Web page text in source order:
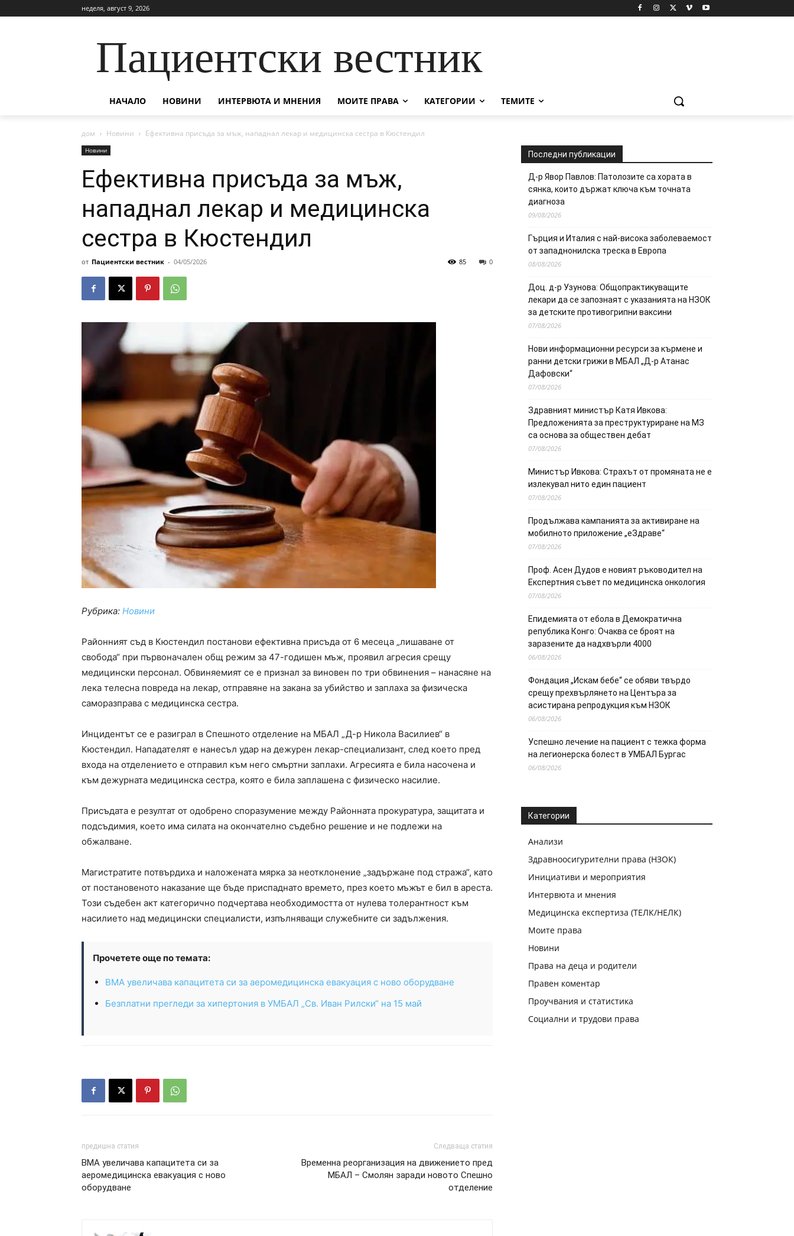
неделя, август 9, 2026
Пациентски вестник
НАЧАЛО НОВИНИ ИНТЕРВЮТА И МНЕНИЯ МОИТЕ ПРАВА КАТЕГОРИИ ТЕМИТЕ
дом Новини Ефективна присъда за мъж, нападнал лекар и медицинска сестра в Кюстендил
Новини
Ефективна присъда за мъж,
нападнал лекар и медицинска
сестра в Кюстендил
от Пациентски вестник - 04/05/2026 0
85
Рубрика: Новини
Районният съд в Кюстендил постанови ефективна присъда от 6 месеца „лишаване от
свобода“ при първоначален общ режим за 47-годишен мъж, проявил агресия срещу
медицински персонал. Обвиняемият се е признал за виновен по три обвинения – нанасяне на
лека телесна повреда на лекар, отправяне на закана за убийство и заплаха за физическа
саморазправа с медицинска сестра.
Инцидентът се е разиграл в Спешното отделение на МБАЛ „Д-р Никола Василиев“ в
Кюстендил. Нападателят е нанесъл удар на дежурен лекар-специализант, след което пред
входа на отделението е отправил към него смъртни заплахи. Агресията е била насочена и
към дежурната медицинска сестра, която е била заплашена с физическо насилие.
Присъдата е резултат от одобрено споразумение между Районната прокуратура, защитата и
подсъдимия, което има силата на окончателно съдебно решение и не подлежи на
обжалване.
Магистратите потвърдиха и наложената мярка за неотклонение „задържане под стража“, като
от постановеното наказание ще бъде приспаднато времето, през което мъжът е бил в ареста.
Този съдебен акт категорично подчертава необходимостта от нулева толерантност към
насилието над медицински специалисти, изпълняващи служебните си задължения.
Прочетете още по темата:
ВМА увеличава капацитета си за аеромедицинска евакуация с ново оборудване
Безплатни прегледи за хипертония в УМБАЛ „Св. Иван Рилски“ на 15 май
предишна статия
ВМА увеличава капацитета си за
аеромедицинска евакуация с ново
оборудване
Следваща статия
Временна реорганизация на движението пред
МБАЛ – Смолян заради новото Спешно
отделение
Последни публикации
Д-р Явор Павлов: Патолозите са хората в
сянка, които държат ключа към точната
диагноза
09/08/2026
Гърция и Италия с най-висока заболеваемост
от западнонилска треска в Европа
08/08/2026
Доц. д-р Узунова: Общопрактикуващите
лекари да се запознаят с указанията на НЗОК
за детските противогрипни ваксини
07/08/2026
Нови информационни ресурси за кърмене и
ранни детски грижи в МБАЛ „Д-р Атанас
Дафовски“
07/08/2026
Здравният министър Катя Ивкова:
Предложенията за преструктуриране на МЗ
са основа за обществен дебат
07/08/2026
Министър Ивкова: Страхът от промяната не е
излекувал нито един пациент
07/08/2026
Продължава кампанията за активиране на
мобилното приложение „еЗдраве“
07/08/2026
Проф. Асен Дудов е новият ръководител на
Експертния съвет по медицинска онкология
07/08/2026
Епидемията от ебола в Демократична
република Конго: Очаква се броят на
заразените да надхвърли 4000
06/08/2026
Фондация „Искам бебе“ се обяви твърдо
срещу прехвърлянето на Центъра за
асистирана репродукция към НЗОК
06/08/2026
Успешно лечение на пациент с тежка форма
на легионерска болест в УМБАЛ Бургас
06/08/2026
Категории
Анализи
Здравноосигурителни права (НЗОК)
Инициативи и мероприятия
Интервюта и мнения
Медицинска експертиза (ТЕЛК/НЕЛК)
Моите права
Новини
Права на деца и родители
Правен коментар
Проучвания и статистика
Социални и трудови права